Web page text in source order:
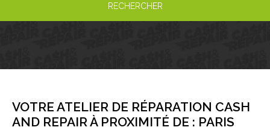
RECHERCHER
VOTRE ATELIER DE RÉPARATION CASH
AND REPAIR À PROXIMITÉ DE : PARIS